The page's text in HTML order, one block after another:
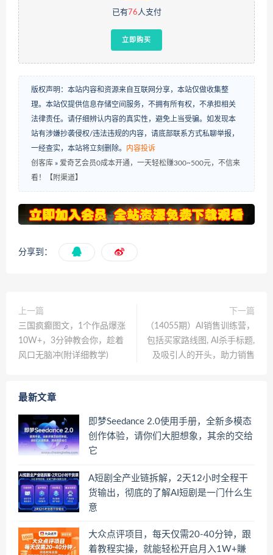
已有76 人支付
立即购买
版权声明：本站内容和资源来自互联网分享，本站仅做收集整
理。本站仅提供信息存储空间服务，不拥有所有权，不承担相关
法律责任。请仔细辨认内容的真实性，避免上当受骗。如发现本
站有涉嫌抄袭侵权/违法违规的内容，请底部联系方式私聊举报，
一经查实，本站将立刻删除。 内容投诉
创客库 » 爱奇艺会员0成本开通，一天轻松赚300~500元，不信来
看！【附渠道】
分享到：
上一篇
三国疯癫图文，1个作品爆涨
10W+，3分钟教会你，趁着
风口无脑冲(附详细教学)
下一篇
（14055期）AI销售训练营，
包括买家路线图, AI杀手标题,
及吸引人的开头，助力销售
最新文章
即梦Seedance 2.0使用手册，全新多模态
创作体验，请你们大胆想象，其余的交给
它
A短剧全产业链拆解，2天12小时全程干
货输出，彻底的了解AI短剧是一门什么生
意
大众点评项目，每天仅需20-40分钟，跟
着教程实操，就能轻松开启月入1W+賺